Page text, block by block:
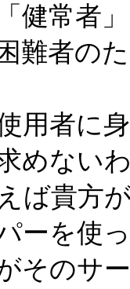
健常者
難者の
用者に
めない
ば貴方
ーを使
そのサ